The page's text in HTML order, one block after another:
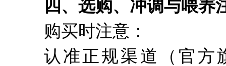
四、 选购、冲调与喂养
购买时注意：
认准正规渠道（官方